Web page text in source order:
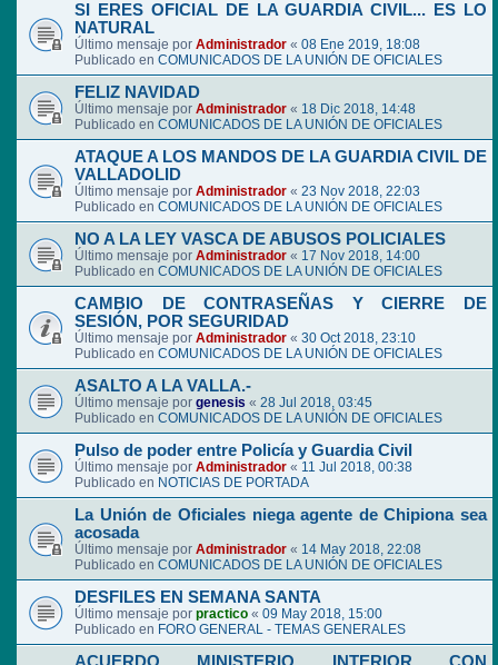
SI ERES OFICIAL DE LA GUARDIA CIVIL... ES LO
NATURAL
Último mensaje por Administrador « 08 Ene 2019, 18:08
Publicado en COMUNICADOS DE LA UNIÓN DE OFICIALES
FELIZ NAVIDAD
Último mensaje por Administrador « 18 Dic 2018, 14:48
Publicado en COMUNICADOS DE LA UNIÓN DE OFICIALES
ATAQUE A LOS MANDOS DE LA GUARDIA CIVIL DE
VALLADOLID
Último mensaje por Administrador « 23 Nov 2018, 22:03
Publicado en COMUNICADOS DE LA UNIÓN DE OFICIALES
NO A LA LEY VASCA DE ABUSOS POLICIALES
Último mensaje por Administrador « 17 Nov 2018, 14:00
Publicado en COMUNICADOS DE LA UNIÓN DE OFICIALES
CAMBIO DE CONTRASEÑAS Y CIERRE DE
SESIÓN, POR SEGURIDAD
Último mensaje por Administrador « 30 Oct 2018, 23:10
Publicado en COMUNICADOS DE LA UNIÓN DE OFICIALES
ASALTO A LA VALLA.-
Último mensaje por genesis « 28 Jul 2018, 03:45
Publicado en COMUNICADOS DE LA UNIÓN DE OFICIALES
Pulso de poder entre Policía y Guardia Civil
Último mensaje por Administrador « 11 Jul 2018, 00:38
Publicado en NOTICIAS DE PORTADA
La Unión de Oficiales niega agente de Chipiona sea
acosada
Último mensaje por Administrador « 14 May 2018, 22:08
Publicado en COMUNICADOS DE LA UNIÓN DE OFICIALES
DESFILES EN SEMANA SANTA
Último mensaje por practico « 09 May 2018, 15:00
Publicado en FORO GENERAL - TEMAS GENERALES